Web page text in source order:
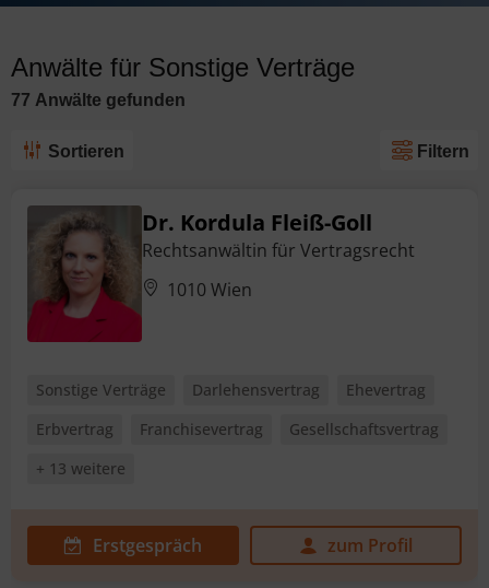
Anwälte für Sonstige Verträge
77 Anwälte gefunden
Sortieren Filtern
Dr. Kordula Fleiß-Goll
Rechtsanwältin für Vertragsrecht
1010 Wien
Sonstige Verträge Darlehensvertrag
Ehevertrag
Erbvertrag
Franchisevertrag
Gesellschaftsvertrag
+ 13 weitere
Erstgespräch zum Profil